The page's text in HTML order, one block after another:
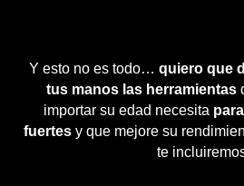
Y esto no es todo… quiero que
tus manos las herramientas
importar su edad necesita
fuertes y que mejore su
te